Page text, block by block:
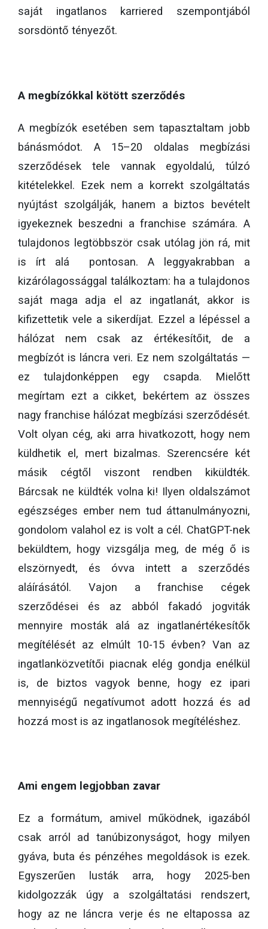
saját ingatlanos karriered szempontjából
sorsdöntő tényezőt.
A megbízókkal kötött szerződés
A megbízók esetében sem tapasztaltam jobb
bánásmódot. A 15–20 oldalas megbízási
szerződések tele vannak egyoldalú, túlzó
kitételekkel. Ezek nem a korrekt szolgáltatás
nyújtást szolgálják, hanem a biztos bevételt
igyekeznek beszedni a franchise számára. A
tulajdonos legtöbbször csak utólag jön rá, mit
is írt alá pontosan. A leggyakrabban a
kizárólagossággal találkoztam: ha a tulajdonos
saját maga adja el az ingatlanát, akkor is
kifizettetik vele a sikerdíjat. Ezzel a lépéssel a
hálózat nem csak az értékesítőit, de a
megbízót is láncra veri. Ez nem szolgáltatás —
ez tulajdonképpen egy csapda. Mielőtt
megírtam ezt a cikket, bekértem az összes
nagy franchise hálózat megbízási szerződését.
Volt olyan cég, aki arra hivatkozott, hogy nem
küldhetik el, mert bizalmas. Szerencsére két
másik cégtől viszont rendben kiküldték.
Bárcsak ne küldték volna ki! Ilyen oldalszámot
egészséges ember nem tud áttanulmányozni,
gondolom valahol ez is volt a cél. ChatGPT-nek
beküldtem, hogy vizsgálja meg, de még ő is
elszörnyedt, és óvva intett a szerződés
aláírásától. Vajon a franchise cégek
szerződései és az abból fakadó jogviták
mennyire mosták alá az ingatlanértékesítők
megítélését az elmúlt 10-15 évben? Van az
ingatlanközvetítői piacnak elég gondja enélkül
is, de biztos vagyok benne, hogy ez ipari
mennyiségű negatívumot adott hozzá és ad
hozzá most is az ingatlanosok megítéléshez.
Ami engem legjobban zavar
Ez a formátum, amivel működnek, igazából
csak arról ad tanúbizonyságot, hogy milyen
gyáva, buta és pénzéhes megoldások is ezek.
Egyszerűen lusták arra, hogy 2025-ben
kidolgozzák úgy a szolgáltatási rendszert,
hogy az ne láncra verje és ne eltapossa az